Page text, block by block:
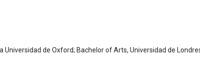
Universidad de Oxford; Bachelor of Arts, Universidad de